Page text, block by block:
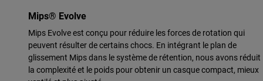
Mips® Evolve
Mips Evolve est conçu pour réduire les forces de rotation qui
peuvent résulter de certains chocs. En intégrant le plan de
glissement Mips dans le système de rétention, nous avons réduit
la complexité et le poids pour obtenir un casque compact, mieux